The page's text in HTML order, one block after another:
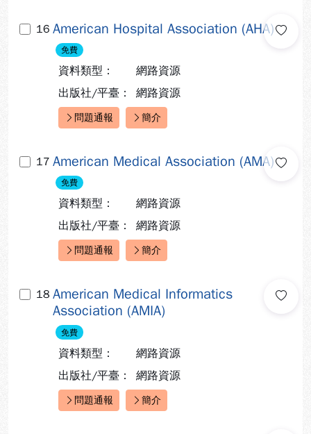
16 American Hospital Association (AHA)
免費
資料類型：
網路資源
出版社/平臺：
網路資源
快速連結：
問題通報 簡介
17 American Medical Association (AMA)
免費
資料類型：
網路資源
出版社/平臺：
網路資源
快速連結：
問題通報 簡介
18 American Medical Informatics
Association (AMIA)
免費
資料類型：
網路資源
出版社/平臺：
網路資源
快速連結：
問題通報 簡介